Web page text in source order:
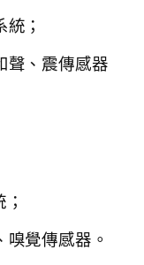
；
聲、震傳感器
嗅覺傳感器。